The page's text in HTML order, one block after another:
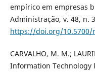
empírico em empresas
Administração, v. 48, n.
https://doi.org/10.5700/
CARVALHO, M. M.;
Information Technology